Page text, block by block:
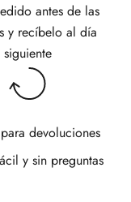
antes de las
y recíbelo al día
siguiente
devoluciones
y sin preguntas